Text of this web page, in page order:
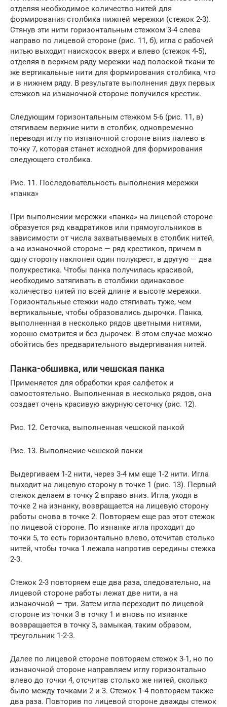
отделяя необходимое количество нитей для
формирования столбика нижней мережки (стежок 2-3).
Стянув эти нити горизонтальным стежком 3-4 слева
направо по лицевой стороне (рис. 11, б), игла с рабочей
нитью выходит наискосок вверх и влево (стежок 4-5),
отделяя в верхнем ряду мережки над полоской ткани те
же вертикальные нити для формирования столбика, что
и в нижнем ряду. В результате выполнения двух первых
стежков на изнаночной стороне получился крестик.
Следующим горизонтальным стежком 5-6 (рис. 11, в)
стягиваем верхние нити в столбик, одновременно
переводя иглу по изнаночной стороне вниз налево в
точку 7, которая станет исходной для формирования
следующего столбика.
Рис. 11. Последовательность выполнения мережки
«панка»
При выполнении мережки «панка» на лицевой стороне
образуется ряд квадратиков или прямоугольников в
зависимости от числа захватываемых в столбик нитей,
а на изнаночной стороне — ряд крестиков, причем в
одну сторону наклонен один полукрест, в другую — два
полукрестика. Чтобы панка получилась красивой,
необходимо затягивать в столбики одинаковое
количество нитей по всей длине и высоте мережки.
Горизонтальные стежки надо стягивать туже, чем
вертикальные, чтобы образовались дырочки. Панка,
выполненная в несколько рядов цветными нитями,
хорошо смотрится и без дырочек. В этом случае можно
обойтись без предварительного выдергивания нитей.
Панка-обшивка, или чешская панка
Применяется для обработки края салфеток и
самостоятельно. Выполненная в несколько рядов, она
создает очень красивую ажурную сеточку (рис. 12).
Рис. 12. Сеточка, выполненная чешской панкой
Рис. 13. Выполнение чешской панки
Выдергиваем 1-2 нити, через 3-4 мм еще 1-2 нити. Игла
выходит на лицевую сторону в точке 1 (рис. 13). Первый
стежок делаем в точку 2 вправо вниз. Игла, уходя в
точке 2 на изнанку, возвращается на лицевую сторону
работы снова в точке 2. Повторяем еще раз этот стежок
по лицевой стороне. По изнанке игла проходит до
точки 5, то есть горизонтально влево, отсчитав столько
нитей, чтобы точка 1 лежала напротив середины стежка
2-3.
Стежок 2-3 повторяем еще два раза, следовательно, на
лицевой стороне работы лежат две нити, а на
изнаночной — три. Затем игла переходит по лицевой
стороне из точки 3 в точку 1 и вновь по изнанке
возвращается в точку 3, замыкая, таким образом,
треугольник 1-2-3.
Далее по лицевой стороне повторяем стежок 3-1, но по
изнаночной стороне направляем иглу горизонтально
влево до точки 4, отсчитав столько же нитей, сколько
было между точками 2 и 3. Стежок 1-4 повторяем также
два раза. Повторив по лицевой стороне дважды стежок